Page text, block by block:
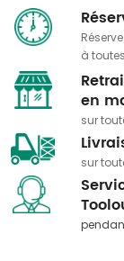
à
​​​​​​​en
sur
sur